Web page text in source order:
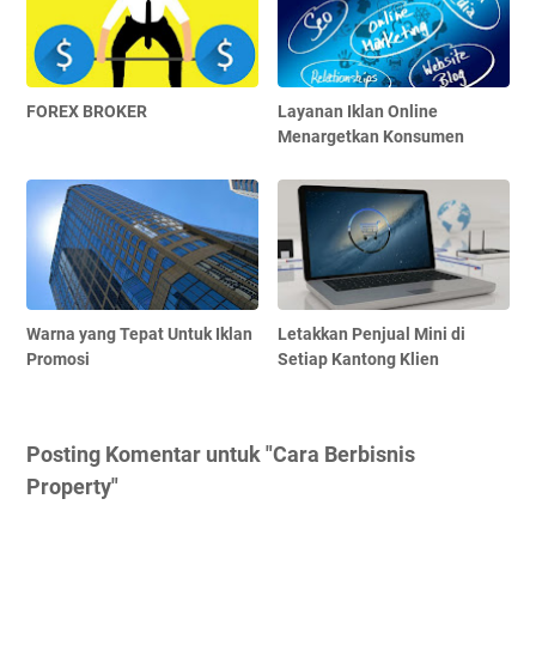
FOREX BROKER
Layanan Iklan Online
Menargetkan Konsumen
Warna yang Tepat Untuk Iklan
Promosi
Letakkan Penjual Mini di
Setiap Kantong Klien
Posting Komentar untuk "Cara Berbisnis
Property"